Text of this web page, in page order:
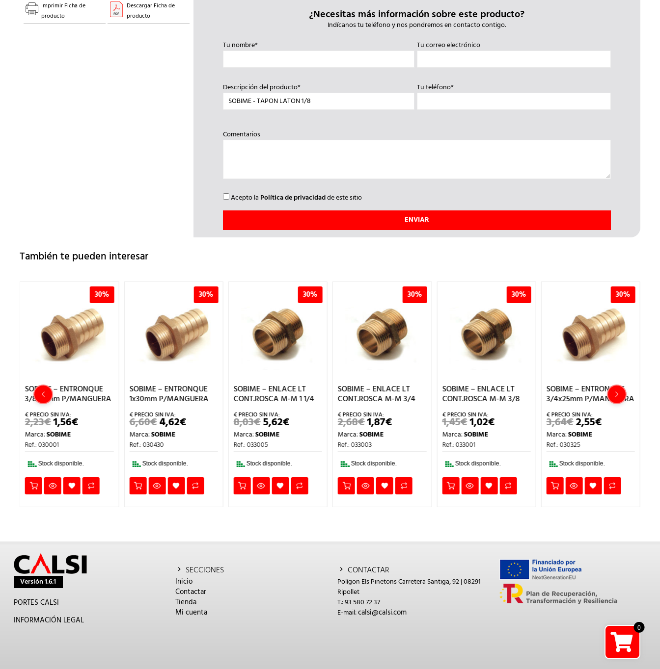
Imprimir Ficha de
producto
Descargar Ficha de
producto
¿Necesitas más información sobre este producto?
Indícanos tu teléfono y nos pondremos en contacto contigo.
Tu nombre*
Tu correo electrónico
Descripción del producto* Tu teléfono*
Comentarios
Acepto la Política de privacidadde este sitio
También te pueden interesar
30%
SOBIME – ENTRONQUE
3/8x12mm P/MANGUERA
2,23€EL
PRECIO
ORIGINAL
ERA:
1,56€EL
PRECIO
Marca:SOBIME
Ref.: 030001
Stock disponible.
30%
SOBIME – ENTRONQUE
1x30mm P/MANGUERA
6,60€EL
PRECIO
ORIGINAL
ERA:
4,62€EL
PRECIO
Marca:SOBIME
Ref.: 030430
Stock disponible.
30%
SOBIME – ENLACE LT
CONT.ROSCA M-M 1 1/4
8,03€EL
PRECIO
ORIGINAL
ERA:
5,62€EL
PRECIO
Marca:SOBIME
Ref.: 033005
Stock disponible.
30%
SOBIME – ENLACE LT
CONT.ROSCA M-M 3/4
2,68€EL
PRECIO
ORIGINAL
ERA:
1,87€EL
PRECIO
Marca:SOBIME
Ref.: 033003
Stock disponible.
30%
SOBIME – ENLACE LT
CONT.ROSCA M-M 3/8
1,45€EL
PRECIO
ORIGINAL
ERA:
1,02€EL
PRECIO
Marca:SOBIME
Ref.: 033001
Stock disponible.
30%
SOBIME – ENTRONQUE
3/4x25mm P/MANGUERA
3,64€EL
PRECIO
ORIGINAL
ERA:
2,55€EL
PRECIO
Marca:SOBIME
Ref.: 030325
Stock disponible.
Versión 1.6.1
PORTES CALSI
INFORMACIÓN LEGAL
SECCIONES
Inicio
Contactar
Tienda
Mi cuenta
CONTACTAR
Polígon Els Pinetons Carretera Santiga, 92 | 08291
Ripollet
T.: 93 580 72 37
E-mail:calsi@calsi.com
0